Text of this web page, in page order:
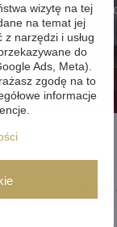
wizytę na tej
na temat jej
narzędzi i usług
do
Ads, Meta).
zgodę na to
informacje